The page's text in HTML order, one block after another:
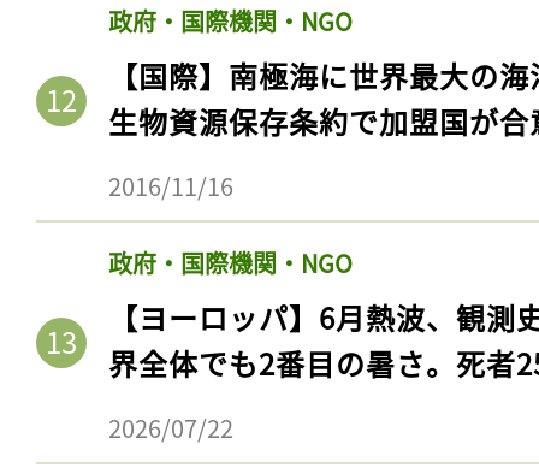
政府・国際機関・NGO
【国際】南極海に世界最大の
生物資源保存条約で加盟国が合
2016/11/16
政府・国際機関・NGO
【ヨーロッパ】6月熱波、観
界全体でも2番目の暑さ。死者
2026/07/22